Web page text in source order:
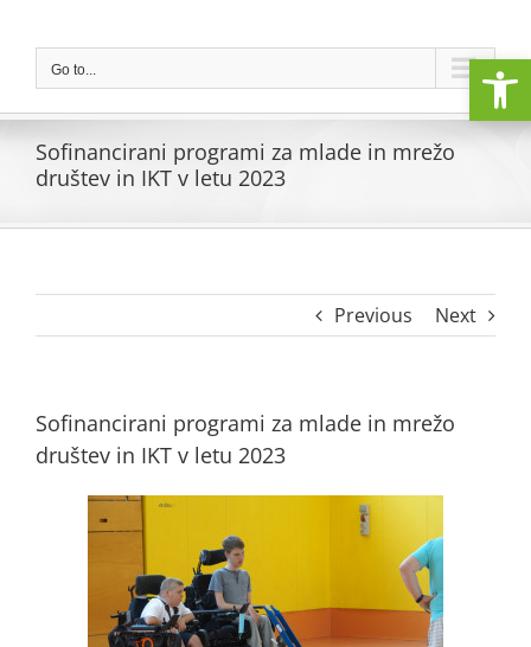
contentGo to...
Sofinancirani programi za mlade in mrežo
društev in IKT v letu 2023
Previous Next
Sofinancirani programi za mlade in mrežo
društev in IKT v letu 2023